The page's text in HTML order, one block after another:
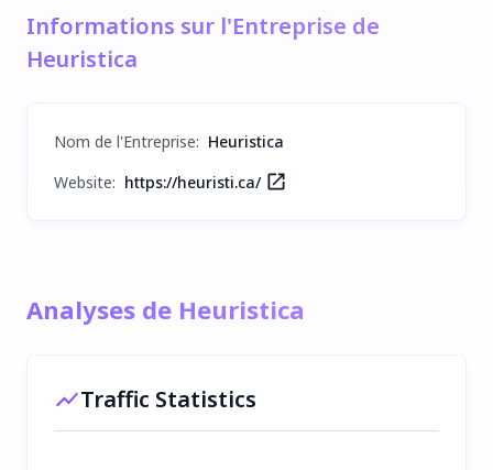
Informations sur l'Entreprise de
Heuristica
Nom de l'Entreprise: Heuristica
Website: https://heuristi.ca/
Analyses de Heuristica
Traffic Statistics